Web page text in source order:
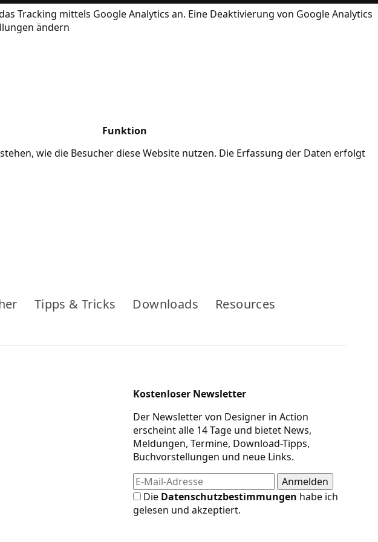
Tracking mittels Google Analytics an. Eine Deaktivierung von Google Analytics
ändern
Funktion
wie die Besucher diese Website nutzen. Die Erfassung der Daten erfolgt
Tipps & Tricks Downloads Resources
Kostenloser Newsletter
Der Newsletter von Designer in Action
erscheint alle 14 Tage und bietet News,
Meldungen, Termine, Download-Tipps,
Buchvorstellungen und neue Links.
Die Datenschutzbestimmungen habe ich
gelesen und akzeptiert.